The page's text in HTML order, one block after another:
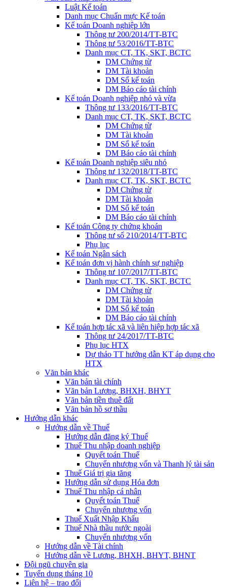
Luật Kế toán
Danh mục Chuẩn mực Kế toán
Kế toán Doanh nghiệp lớn
Thông tư 200/2014/TT-BTC
Thông tư 53/2016/TT-BTC
Danh mục CT, TK, SKT, BCTC
DM Chứng từ
DM Tài khoản
DM Sổ kế toán
DM Báo cáo tài chính
Kế toán Doanh nghiệp nhỏ và vừa
Thông tư 133/2016/TT-BTC
Danh mục CT, TK, SKT, BCTC
DM Chứng từ
DM Tài khoản
DM Sổ kế toán
DM Báo cáo tài chính
Kế toán Doanh nghiệp siêu nhỏ
Thông tư 132/2018/TT-BTC
Danh mục CT, TK, SKT, BCTC
DM Chứng từ
DM Tài khoản
DM Sổ kế toán
DM Báo cáo tài chính
Kế toán Công ty chứng khoán
Thông tư số 210/2014/TT-BTC
Phụ lục
Kế toán Ngân sách
Kế toán đơn vị hành chính sự nghiệp
Thông tư 107/2017/TT-BTC
Danh mục CT, TK, SKT, BCTC
DM Chứng từ
DM Tài khoản
DM Sổ kế toán
DM Báo cáo tài chính
Kế toán hợp tác xã và liên hiệp hợp tác xã
Thông tư 24/2017/TT-BTC
Phụ lục HTX
Dự thảo TT hướng dẫn KT áp dụng cho
HTX
Văn bản khác
Văn bản tài chính
Văn bản Lương, BHXH, BHYT
Văn bản tiền thuê đất
Văn bản hồ sơ thầu
Hướng dẫn khác
Hướng dẫn về Thuế
Hướng dẫn đăng ký Thuế
Thuế Thu nhập doanh nghiệp
Quyết toán Thuế
Chuyển nhượng vốn và Thanh lý tài sản
Thuế Giá trị gia tăng
Hướng dẫn sử dụng Hóa đơn
Thuế Thu nhập cá nhân
Quyết toán Thuế
Chuyển nhượng vốn
Thuế Xuất Nhập Khẩu
Thuế Nhà thầu nước ngoài
Chuyển nhượng vốn
Hướng dẫn về Tài chính
Hướng dẫn về Lương, BHXH, BHYT, BHNT
Đội ngũ chuyên gia
Tuyển dụng tháng 10
Liên hệ – trao đổi